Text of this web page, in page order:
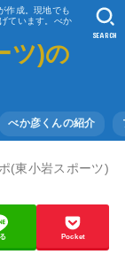
作成。現地でも
ています。べか
ツ)の
べか彦くんの紹介
SEARCH
(東小岩スポーツ)
Pocket